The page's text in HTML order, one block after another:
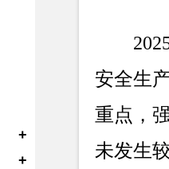
+
+
安全生
重点，
未发生